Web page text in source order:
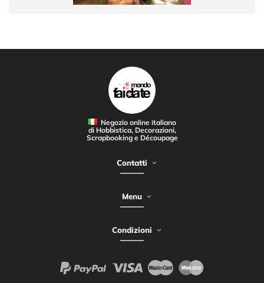
Negozio online italiano
di Hobbistica, Decorazioni,
Scrapbooking e Découpage
Contatti
Menu
Condizioni